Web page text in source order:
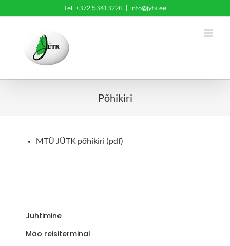
Tel. +372 53413226 info@jytk.ee
Põhikiri
MTÜ JÜTK põhikiri (pdf)
Juhtimine
Mäo reisiterminal